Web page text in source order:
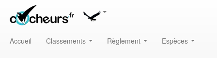
Accueil Classements Règlement Espèces